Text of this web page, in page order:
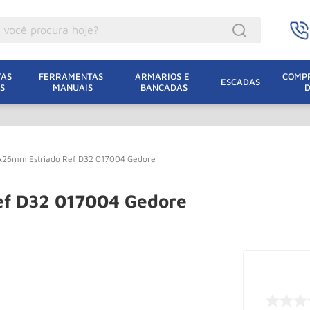
FERRAMENTAS
MANUAIS
ARMARIOS E
BANCADAS
ESCADAS
Estriado Ref D32 017004 Gedore
D32 017004 Gedore